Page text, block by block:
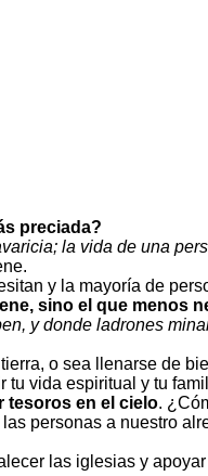
preciada?
la vida de una
y la mayoría de
sino el que menos
y donde ladrones
o sea llenarse de
tu vida espiritual y tu
tesoros en el cielo.
personas a nuestro
las iglesias y